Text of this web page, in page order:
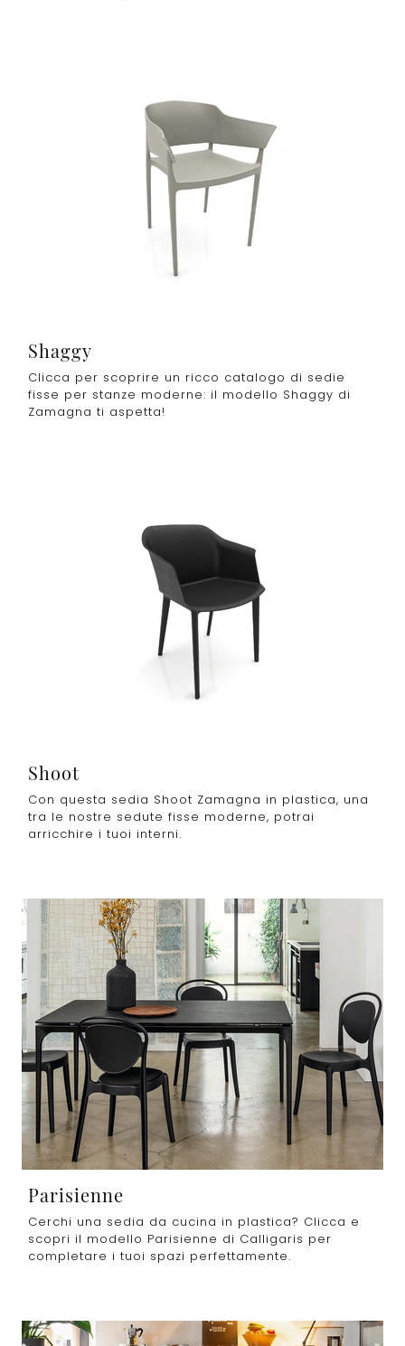
Shaggy
Clicca per scoprire un ricco catalogo di sedie
fisse per stanze moderne: il modello Shaggy di
Zamagna ti aspetta!
Shoot
Con questa sedia Shoot Zamagna in plastica, una
tra le nostre sedute fisse moderne, potrai
arricchire i tuoi interni.
Parisienne
Cerchi una sedia da cucina in plastica? Clicca e
scopri il modello Parisienne di Calligaris per
completare i tuoi spazi perfettamente.